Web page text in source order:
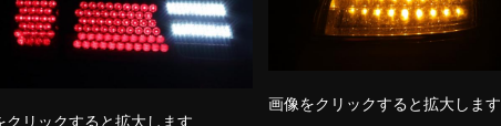
クリックすると拡大します
画像をクリックすると拡大します